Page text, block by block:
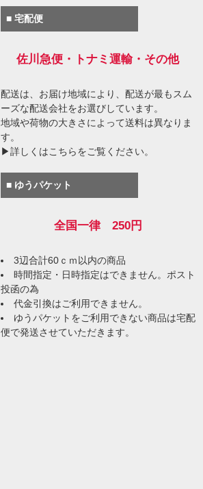
■ 宅配便
佐川急便・トナミ運輸・その他
配送は、お届け地域により、配送が最もスム
ーズな配送会社をお選びしています。
地域や荷物の大きさによって送料は異なりま
す。
▶詳しくはこちらをご覧ください。
■ ゆうパケット
全国一律 250円
3辺合計60ｃｍ以内の商品
時間指定・日時指定はできません。ポスト
投函の為
代金引換はご利用できません。
ゆうパケットをご利用できない商品は宅配
便で発送させていただきます。